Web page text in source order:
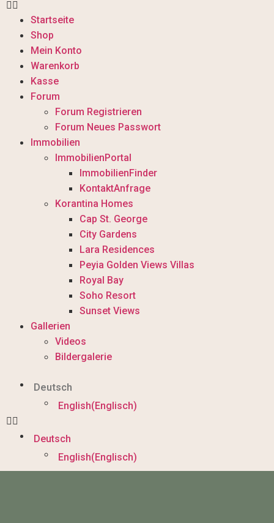
Startseite
Shop
Mein Konto
Warenkorb
Kasse
Forum
Forum Registrieren
Forum Neues Passwort
Immobilien
ImmobilienPortal
ImmobilienFinder
KontaktAnfrage
Korantina Homes
Cap St. George
City Gardens
Lara Residences
Peyia Golden Views Villas
Royal Bay
Soho Resort
Sunset Views
Gallerien
Videos
Bildergalerie
Deutsch
English(Englisch)
Deutsch
English(Englisch)